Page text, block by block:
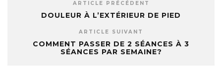
ARTICLE PRÉCÉDENT
DOULEUR À L’EXTÉRIEUR DE PIED
ARTICLE SUIVANT
COMMENT PASSER DE 2 SÉANCES À 3
SÉANCES PAR SEMAINE?